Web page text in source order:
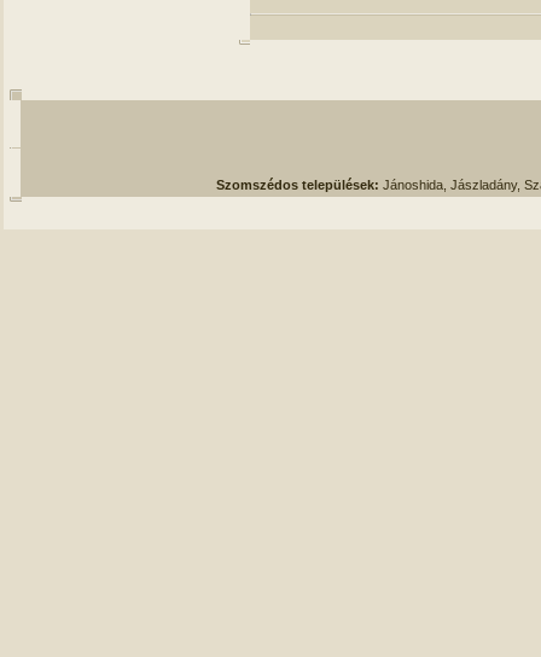
Szomszédos települések: Jánoshida, Jászladány,